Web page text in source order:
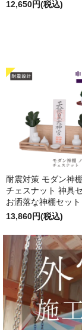
12,650円(税込)
耐震対策 モダン神
チェスナット 神具
お洒落な神棚セット
13,860円(税込)